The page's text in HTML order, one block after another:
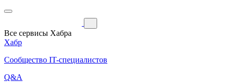
Все сервисы Хабра
Хабр
Сообщество IT-специалистов
Q&A